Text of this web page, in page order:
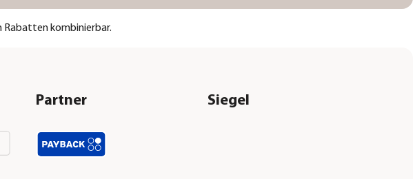
Rabatten kombinierbar.
Partner Siegel